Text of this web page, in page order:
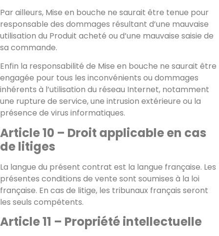
Par ailleurs, Mise en bouche ne saurait être tenue pour
responsable des dommages résultant d’une mauvaise
utilisation du Produit acheté ou d’une mauvaise saisie de
sa commande.
Enfin la responsabilité de Mise en bouche ne saurait être
engagée pour tous les inconvénients ou dommages
inhérents à l’utilisation du réseau Internet, notamment
une rupture de service, une intrusion extérieure ou la
présence de virus informatiques.
Article 10 – Droit applicable en cas
de litiges
La langue du présent contrat est la langue française. Les
présentes conditions de vente sont soumises à la loi
française. En cas de litige, les tribunaux français seront
les seuls compétents.
Article 11 – Propriété intellectuelle